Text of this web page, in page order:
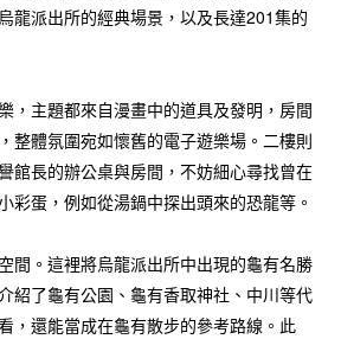
龍派出所的經典場景，以及長達201集的
，主題都來自漫畫中的道具及發明，房間
整體氛圍宛如懷舊的電子遊樂場。二樓則
館長的辦公桌與房間，不妨細心尋找曾在
彩蛋，例如從湯鍋中探出頭來的恐龍等。
間。這裡將烏龍派出所中出現的龜有名勝
紹了龜有公園、龜有香取神社、中川等代
，還能當成在龜有散步的參考路線。此